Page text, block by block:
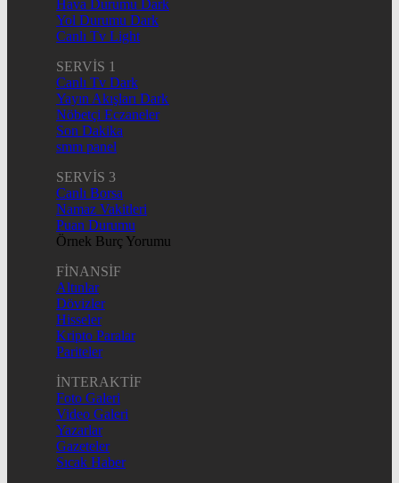
Hava Durumu Dark
Yol Durumu Dark
Canlı Tv Light
SERVİS 1
Canlı Tv Dark
Yayın Akışları Dark
Nöbetçi Eczaneler
Son Dakika
smm panel
SERVİS 3
Canlı Borsa
Namaz Vakitleri
Puan Durumu
Örnek Burç Yorumu
FİNANSİF
Altınlar
Dövizler
Hisseler
Kripto Paralar
Pariteler
İNTERAKTİF
Foto Galeri
Video Galeri
Yazarlar
Gazeteler
Sıcak Haber